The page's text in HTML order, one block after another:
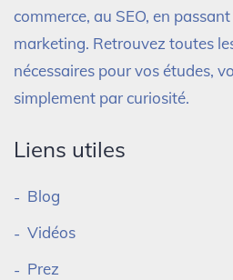
commerce, au SEO, en
marketing. Retrouvez toutes
nécessaires pour vos études,
simplement par curiosité.
Liens utiles
Blog
Vidéos
Prez